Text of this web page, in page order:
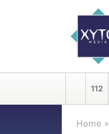
112
Home